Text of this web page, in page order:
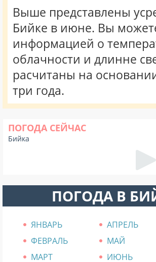
Выше представлены
Бийке в июне. Вы
информацией о
облачности и длинне
расчитаны на
три года.
ПОГОДА СЕЙЧАС
Бийка
ПОГОДА В
ЯНВАРЬ АПРЕЛЬ
ФЕВРАЛЬ
МАЙ
МАРТ
ИЮНЬ